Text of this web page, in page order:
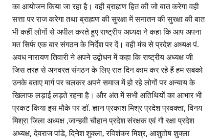
का आयोजन किया जा रहा है। वही ब्राह्मण हित की जो बात करेगा वही
सत्ता पर राज करेगा तथा ब्राह्मण की सुरक्षा में सनातन की सुरक्षा की बात
भी कहीं लोगों से अपील करते हुए राष्ट्रीय अध्यक्ष ने कहा कि आप अपना
मत सिर्फ एक बार संगठन के निर्देश पर दें। वही मंच से प्रदेश अध्यक्ष पं.
अवध नारायण तिवारी ने अपने उद्बोधन में कहा कि राष्ट्रीय अध्यक्ष जी
जिस तरह से अनवरत संगठन के लिए रात दिन काम कर रहे हैं हम सबको
उनके बताए मार्ग पर चलकर अपने समाज में हो रहे लोगों पर अन्याय के
खिलाफ लड़ाई लड़ते रहना है। और अंत में सभी अतिथियों का आभार भी
प्रकट किया इस मौके पर डॉ. ज्ञान प्रकाश मिश्र प्रदेश प्रवक्ता, विनय
मिश्रा जिला अध्यक्ष ,जान्हवी चौहान प्रदेश संरक्षक एवं गौ रक्षा प्रदेश
अध्यक्ष, देवराज पांडे, दिनेश शुक्ला, रविशंकर मिश्र, आशुतोष शुक्ला